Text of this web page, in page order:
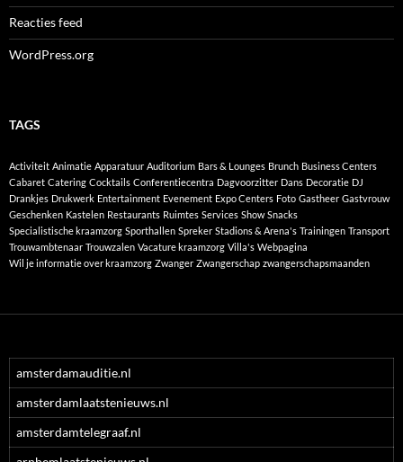
Reacties feed
WordPress.org
TAGS
Activiteit Animatie Apparatuur Auditorium Bars & Lounges Brunch Business Centers
Cabaret Catering Cocktails Conferentiecentra Dagvoorzitter Dans Decoratie DJ
Drankjes Drukwerk Entertainment Evenement Expo Centers Foto Gastheer Gastvrouw
Geschenken Kastelen Restaurants Ruimtes Services Show Snacks
Specialistische kraamzorg Sporthallen Spreker Stadions & Arena's Trainingen Transport
Trouwambtenaar Trouwzalen Vacature kraamzorg Villa's Webpagina
Wil je informatie over kraamzorg Zwanger Zwangerschap zwangerschapsmaanden
amsterdamauditie.nl
amsterdamlaatstenieuws.nl
amsterdamtelegraaf.nl